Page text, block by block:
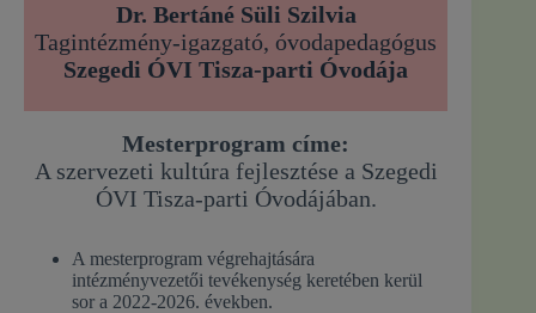
Dr. Bertáné Süli Szilvia
Tagintézmény-igazgató, óvodapedagógus
Szegedi ÓVI Tisza-parti Óvodája
Mesterprogram címe:
A szervezeti kultúra fejlesztése a Szegedi
ÓVI Tisza-parti Óvodájában.
A mesterprogram végrehajtására
intézményvezetői tevékenység keretében kerül
sor a 2022-2026. években.